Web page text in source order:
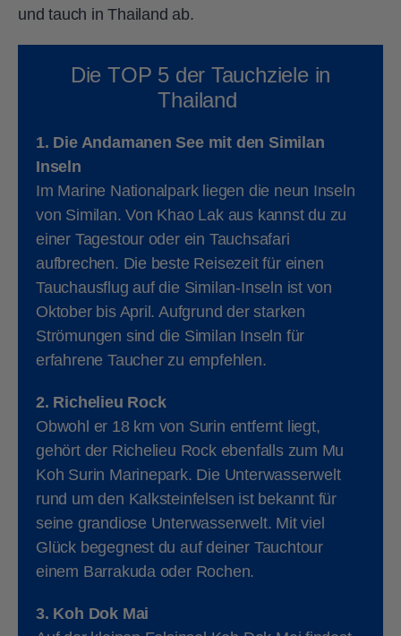
und tauch in Thailand ab.
Die TOP 5 der Tauchziele in
Thailand
1. Die Andamanen See mit den Similan
Inseln
Im Marine Nationalpark liegen die neun Inseln
von Similan. Von Khao Lak aus kannst du zu
einer Tagestour oder ein Tauchsafari
aufbrechen. Die beste Reisezeit für einen
Tauchausflug auf die Similan-Inseln ist von
Oktober bis April. Aufgrund der starken
Strömungen sind die Similan Inseln für
erfahrene Taucher zu empfehlen.
2. Richelieu Rock
Obwohl er 18 km von Surin entfernt liegt,
gehört der Richelieu Rock ebenfalls zum Mu
Koh Surin Marinepark. Die Unterwasserwelt
rund um den Kalksteinfelsen ist bekannt für
seine grandiose Unterwasserwelt. Mit viel
Glück begegnest du auf deiner Tauchtour
einem Barrakuda oder Rochen.
3. Koh Dok Mai